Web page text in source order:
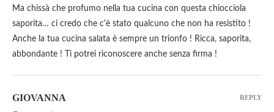
Ma chissà che profumo nella tua cucina con questa chiocciola
saporita… ci credo che c'è stato qualcuno che non ha resistito !
Anche la tua cucina salata è sempre un trionfo ! Ricca, saporita,
abbondante ! Ti potrei riconoscere anche senza firma !
GIOVANNA REPLY